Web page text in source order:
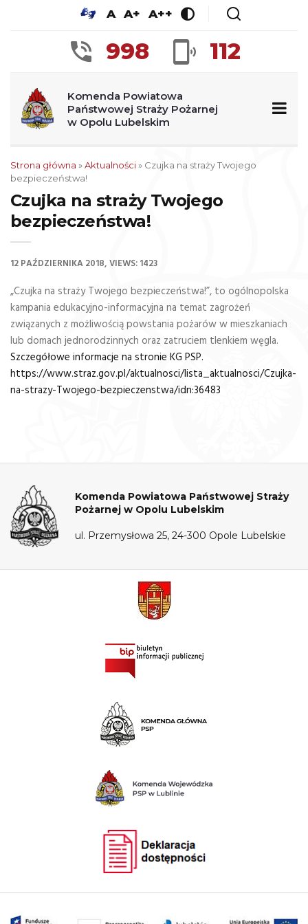
A A+ A++
998 112
Komenda Powiatowa
Państwowej Straży Pożarnej
w Opolu Lubelskim
Strona główna »Aktualności» Czujka na straży Twojego
bezpieczeństwa!
Czujka na straży Twojego
bezpieczeństwa!
12 PAŹDZIERNIKA 2018 VIEWS: 1423
„Czujka na straży Twojego bezpieczeństwa!”, to ogólnopolska
kampania edukacyjno-informacyjna na temat zagrożeń
związanych z możliwością powstania pożarów w mieszkaniach
lub domach jednorodzinnych oraz zatruciem tlenkiem węgla.
Szczegółowe informacje na stronie KG PSP.
https://www.straz.gov.pl/aktualnosci/lista_aktualnosci/Czujka-
na-strazy-Twojego-bezpieczenstwa/idn:36483
Komenda Powiatowa Państwowej Straży
Pożarnej w Opolu Lubelskim
ul. Przemysłowa 25, 24-300 Opole Lubelskie